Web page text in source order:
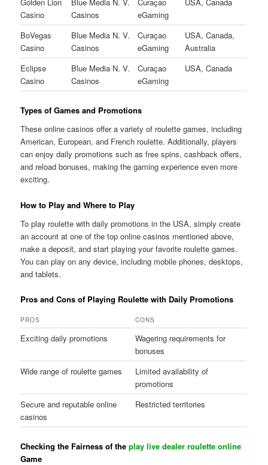
Casino
Casinos
eGaming
BoVegas
Casino
Blue Media N. V.
Casinos
Curaçao
eGaming
USA, Canada,
Australia
Eclipse
Casino
Blue Media N. V.
Casinos
Curaçao
eGaming
USA, Canada
Types of Games and Promotions
These online casinos offer a variety of roulette games, including
American, European, and French roulette. Additionally, players
can enjoy daily promotions such as free spins, cashback offers,
and reload bonuses, making the gaming experience even more
exciting.
How to Play and Where to Play
To play roulette with daily promotions in the USA, simply create
an account at one of the top online casinos mentioned above,
make a deposit, and start playing your favorite roulette games.
You can play on any device, including mobile phones, desktops,
and tablets.
Pros and Cons of Playing Roulette with Daily Promotions
PROS CONS
Exciting daily promotions
Wagering requirements for
bonuses
Wide range of roulette games
Limited availability of
promotions
Secure and reputable online
casinos
Restricted territories
Checking the Fairness of theplay live dealer roulette online
Game